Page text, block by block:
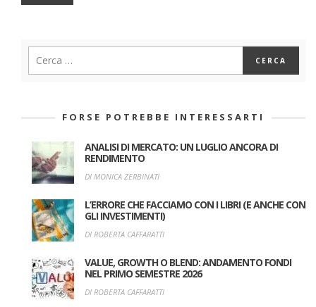
FORSE POTREBBE INTERESSARTI
ANALISI DI MERCATO: UN LUGLIO ANCORA DI
RENDIMENTO
DI MONICA ZERBINATI
L’ERRORE CHE FACCIAMO CON I LIBRI (E ANCHE CON
GLI INVESTIMENTI)
DI ROBERTA CAFFARATTI
VALUE, GROWTH O BLEND: ANDAMENTO FONDI
NEL PRIMO SEMESTRE 2026
DI ROBERTA CAFFARATTI